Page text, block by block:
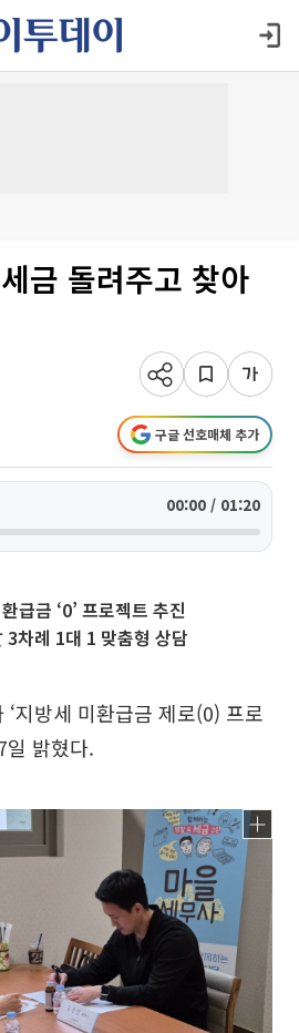
금 돌려주고 찾아
구글 선호매체 추가
00:00 / 01:20
급금 ‘0’ 프로젝트 추진
3차례 1대 1 맞춤형 상담
지방세 미환급금 제로(0) 프로
일 밝혔다.